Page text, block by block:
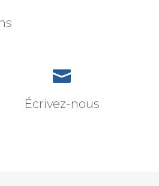

Écrivez-nous